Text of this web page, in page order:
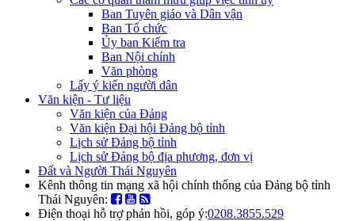
Ban Tuyên giáo và Dân vận
Ban Tổ chức
Ủy ban Kiểm tra
Ban Nội chính
Văn phòng
Lấy ý kiến người dân
Văn kiện - Tư liệu
Văn kiện của Đảng
Văn kiện Đại hội Đảng bộ tỉnh
Lịch sử Đảng bộ tỉnh
Lịch sử Đảng bộ địa phương, đơn vị
Đất và Người Thái Nguyên
Kênh thông tin mạng xã hội chính thống của Đảng bộ tỉnh
Thái Nguyên:
Điện thoại hỗ trợ phản hồi, góp ý:0208.3855.529